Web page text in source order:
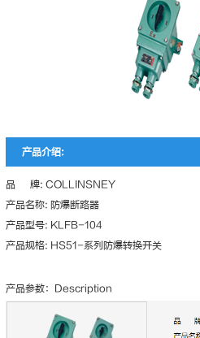
产品介绍:
品 牌: COLLINSNEY
产品名称: 防爆断路器
产品型号: KLFB-104
产品规格: HS51-系列防爆转换开关
产品参数：Description